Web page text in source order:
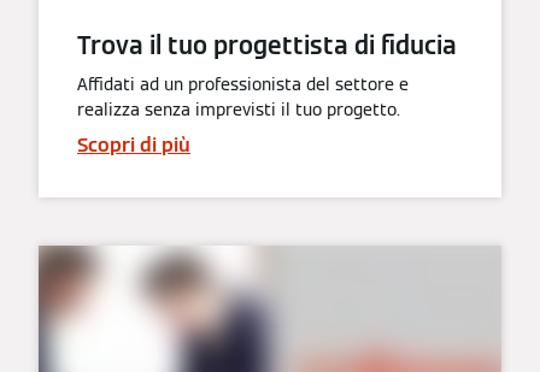
Trova il tuo progettista di fiducia
Affidati ad un professionista del settore e
realizza senza imprevisti il tuo progetto.
Scopri di più